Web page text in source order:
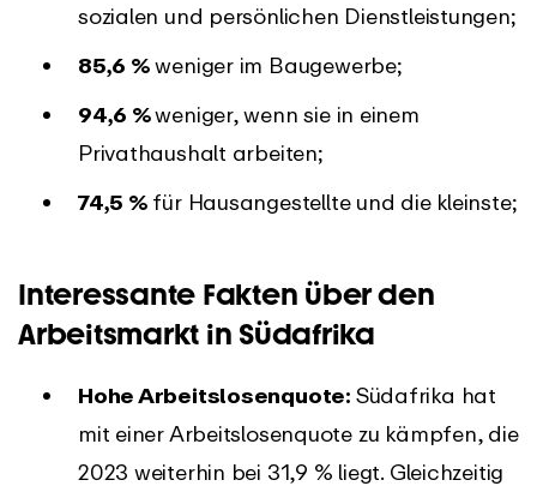
sozialen und persönlichen Dienstleistungen;
85,6 %weniger im Baugewerbe;
94,6 %weniger, wenn sie in einem
Privathaushalt arbeiten;
74,5 %für Hausangestellte und die kleinste;
Interessante Fakten über den
Arbeitsmarkt in Südafrika
Hohe Arbeitslosenquote: Südafrika hat
mit einer Arbeitslosenquote zu kämpfen, die
2023 weiterhin bei 31,9 % liegt. Gleichzeitig